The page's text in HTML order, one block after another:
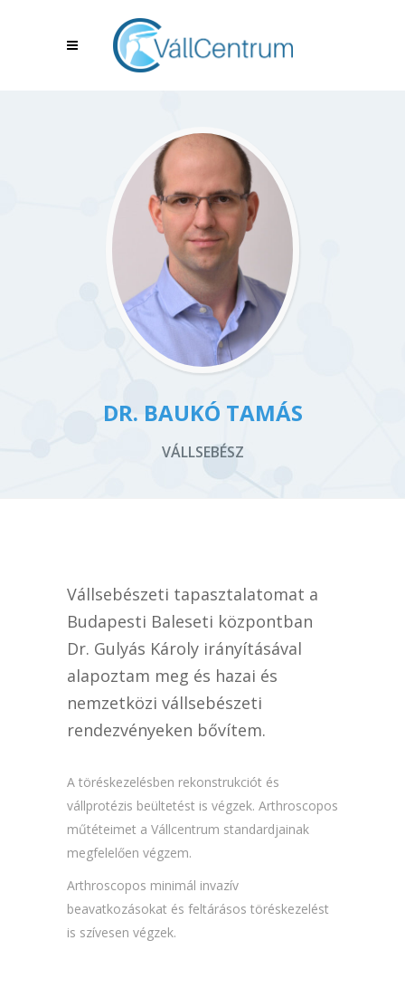
DR. BAUKÓ TAMÁS
VÁLLSEBÉSZ
Vállsebészeti tapasztalatomat a
Budapesti Baleseti központban
Dr. Gulyás Károly irányításával
alapoztam meg és hazai és
nemzetközi vállsebészeti
rendezvényeken bővítem.
A töréskezelésben rekonstrukciót és
vállprotézis beültetést is végzek. Arthroscopos
műtéteimet a Vállcentrum standardjainak
megfelelően végzem.
Arthroscopos minimál invazív
beavatkozásokat és feltárásos töréskezelést
is szívesen végzek.